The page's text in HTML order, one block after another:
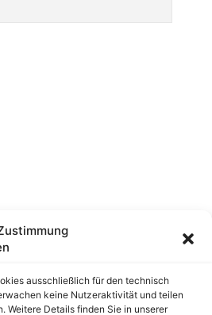
ausschließlich für den technisch
keine Nutzeraktivität und teilen
Weitere Details finden Sie in unserer